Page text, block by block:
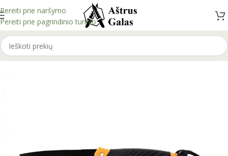
Pereiti prie naršymo
Pereiti prie pagrindinio turinio